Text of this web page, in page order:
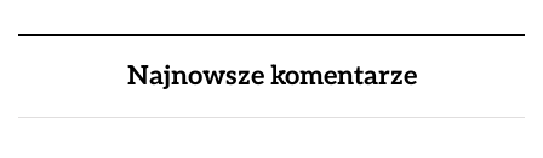
Najnowsze komentarze